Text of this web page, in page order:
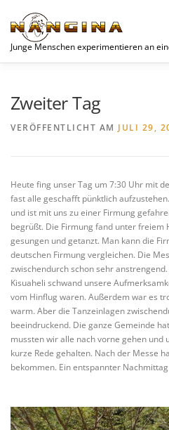
Inhalt
springen
Junge Menschen experimentieren an
WOCHENEND-PLANER
Zweiter Tag
VERÖFFENTLICHT AM JULI 29,
Heute fing unser Tag um 7:30 Uhr mit
fast alle geschafft pünktlich
und ist mit uns zu einer Firmung
begrüßt. Die Firmung fand unter freiem
gesungen und getanzt. Man kann die
deutschen Firmung vergleichen. Die
zwischendurch schon sehr
Kisuaheli schwand unsere
vom Hinflug waren. Außerdem war es
warm. Aber die Tanzeinlagen
beeindruckend. Die ganze Gemeinde
mussten wir alle nach vorne gehen und
kurze Rede gehalten. Nach der Messe
bekommen. Ein entspannter